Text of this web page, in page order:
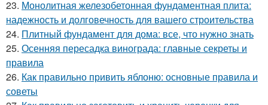
23. Монолитная железобетонная фундаментная плита:
надежность и долговечность для вашего строительства
24. Плитный фундамент для дома: все, что нужно знать
25. Осенняя пересадка винограда: главные секреты и
правила
26. Как правильно привить яблоню: основные правила и
советы